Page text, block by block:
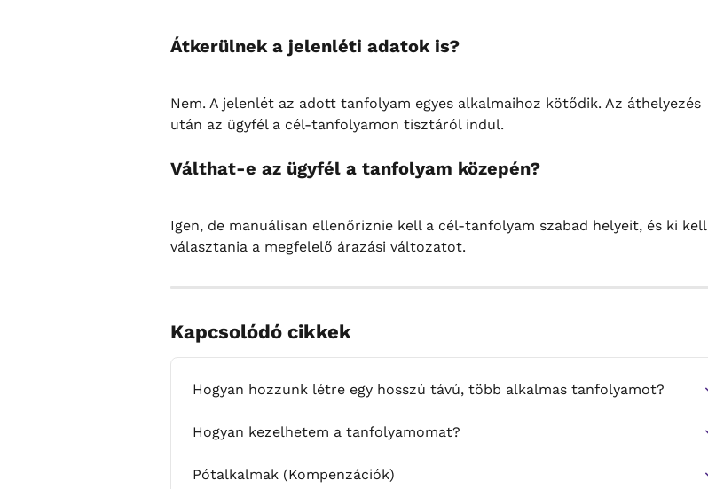
Átkerülnek a jelenléti adatok is?
Nem. A jelenlét az adott tanfolyam egyes alkalmaihoz kötődik. Az áthelyezés
után az ügyfél a cél-tanfolyamon tisztáról indul.
Válthat-e az ügyfél a tanfolyam közepén?
Igen, de manuálisan ellenőriznie kell a cél-tanfolyam szabad helyeit, és ki kell
választania a megfelelő árazási változatot.
Kapcsolódó cikkek
Hogyan hozzunk létre egy hosszú távú, több alkalmas tanfolyamot?
Hogyan kezelhetem a tanfolyamomat?
Pótalkalmak (Kompenzációk)